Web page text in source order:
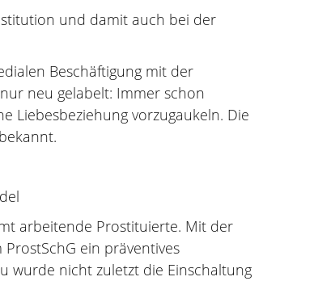
und damit auch bei der
Beschäftigung mit der
neu gelabelt: Immer schon
Liebesbeziehung vorzugaukeln. Die
arbeitende Prostituierte. Mit der
ein präventives
wurde nicht zuletzt die Einschaltung